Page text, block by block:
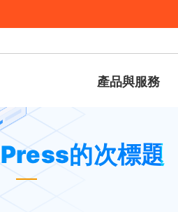
產品與服務
» 更改WordPress的次標題
的次標題